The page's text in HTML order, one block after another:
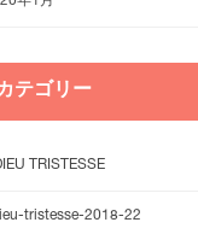
テゴリー
TRISTESSE
tristesse-2018-22